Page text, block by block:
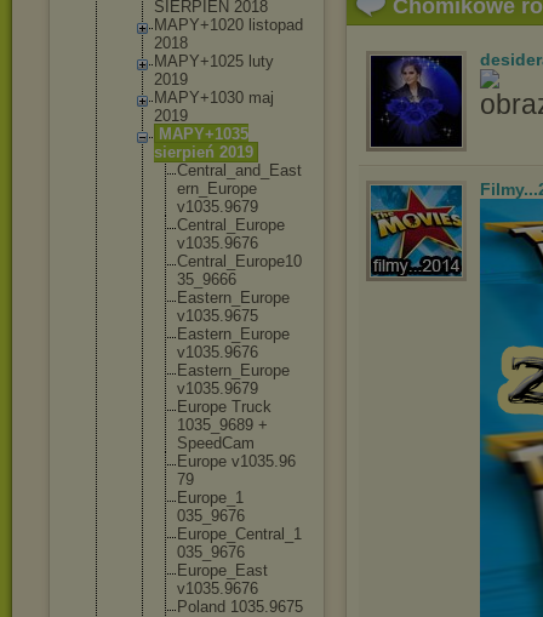
SIERPIEN 2018
MAPY+1020 listopad
2018
MAPY+1025 luty
2019
MAPY+1030 maj
2019
MAPY+1035
sierpień 2019
Central_ and_East
ern_Europe
v1035.9679
Central_
Europe
v1035.9676
Central_
Europe10
35_9666
Eastern_ Europe
v1035.9675
Eastern_ Europe
v1035.9676
Eastern_ Europe
v1035.9679
Europe Truck
1035_9689 +
SpeedCam
Europe v1035.96
79
Europe_1
035_9676
Europe_Central_1
035_9676
Europe_East
v1035.9676
Poland 1035.9675
Chomikowe